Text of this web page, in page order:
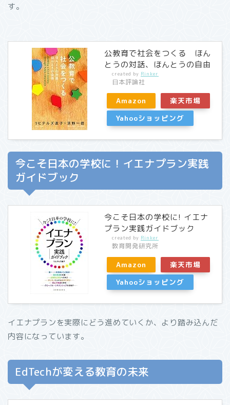
す。
公教育で社会をつくる ほん
とうの対話、ほんとうの自由
created by Rinker
日本評論社
Amazon
楽天市場
Yahooショッピング
今こそ日本の学校に！イエナプラン実践
ガイドブック
今こそ日本の学校に! イエナ
プラン実践ガイドブック
created by Rinker
教育開発研究所
Amazon
楽天市場
Yahooショッピング
イエナプランを実際にどう進めていくか、より踏み込んだ
内容になっています。
EdTechが変える教育の未来